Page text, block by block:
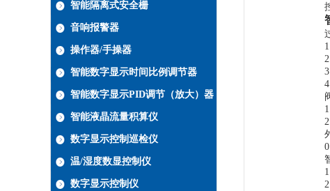
智能隔离式安全栅
音响报警器
操作器/手操器
智能数字显示时间比例调节器
智能数字显示PID调节（放大）器
智能液晶流量积算仪
数字显示控制巡检仪
温/湿度数显控制仪
数字显示控制仪